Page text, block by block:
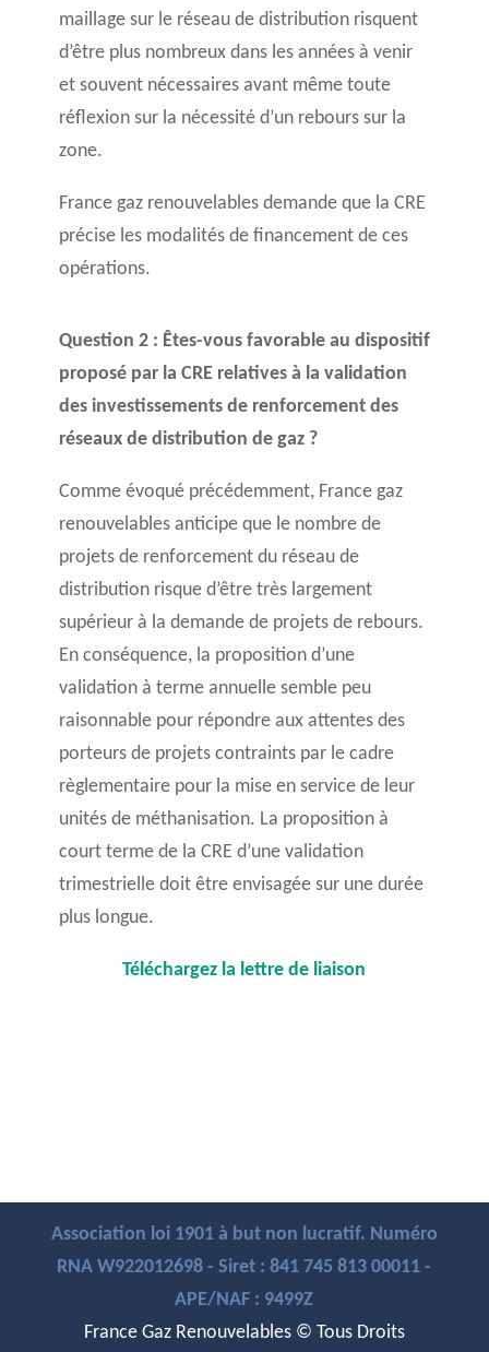
maillage sur le réseau de distribution risquent
d’être plus nombreux dans les années à venir
et souvent nécessaires avant même toute
réflexion sur la nécessité d’un rebours sur la
zone.
France gaz renouvelables demande que la CRE
précise les modalités de financement de ces
opérations.
Question 2 : Êtes-vous favorable au dispositif
proposé par la CRE relatives à la validation
des investissements de renforcement des
réseaux de distribution de gaz ?
Comme évoqué précédemment, France gaz
renouvelables anticipe que le nombre de
projets de renforcement du réseau de
distribution risque d’être très largement
supérieur à la demande de projets de rebours.
En conséquence, la proposition d’une
validation à terme annuelle semble peu
raisonnable pour répondre aux attentes des
porteurs de projets contraints par le cadre
règlementaire pour la mise en service de leur
unités de méthanisation. La proposition à
court terme de la CRE d’une validation
trimestrielle doit être envisagée sur une durée
plus longue.
Téléchargez la lettre de liaison
Association loi 1901 à but non lucratif. Numéro
RNA W922012698 - Siret : 841 745 813 00011 -
APE/NAF : 9499Z
France Gaz Renouvelables © Tous Droits